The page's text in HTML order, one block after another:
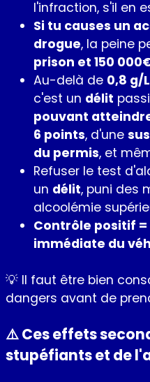
l'infraction, s'il en
Si tu causes un
drogue, la peine
prison et 150
Au-delà de 0,8 g/
c'est un délit
pouvant
6 points, d'une
du permis, et
Refuser le test
un délit, puni des
alcoolémie
Contrôle positif
immédiate du
💡 Il faut être bien
dangers avant de
⚠️ Ces effets
stupéfiants et de